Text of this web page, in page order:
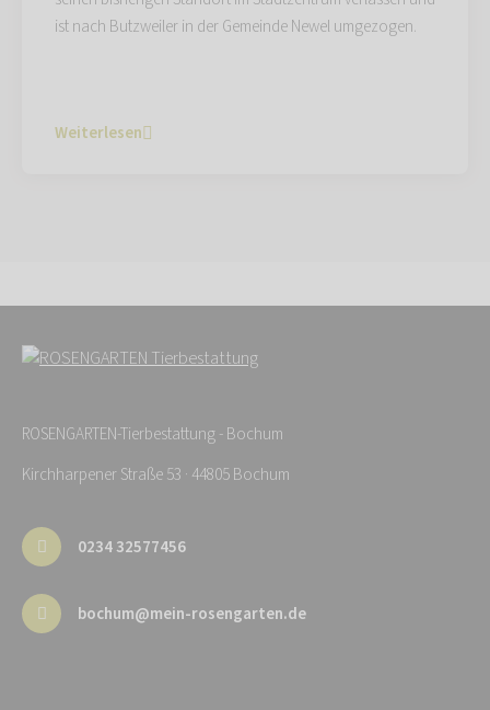
ist nach Butzweiler in der Gemeinde Newel umgezogen.
Weiterlesen
ROSENGARTEN-Tierbestattung - Bochum
Kirchharpener Straße 53 · 44805 Bochum
0234 32577456
bochum@mein-rosengarten.de